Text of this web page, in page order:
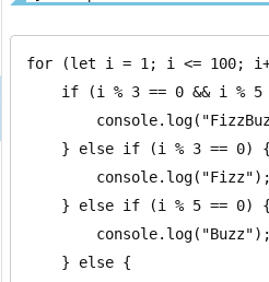
for (let i = 1; i <= 100;